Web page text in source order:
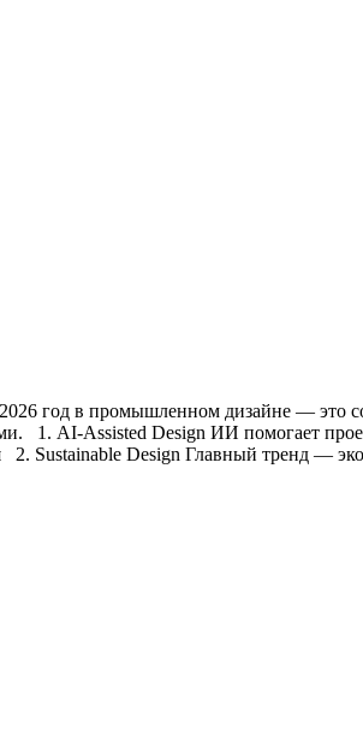
год в промышленном дизайне — это
1. AI-Assisted Design ИИ помогает
2. Sustainable Design Главный тренд —